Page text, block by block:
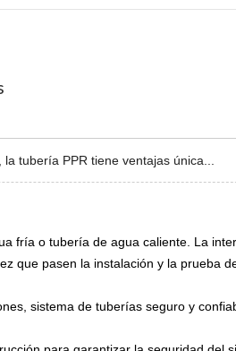
tubería PPR tiene ventajas única...
fría o tubería de agua caliente. La
que pasen la instalación y la prueba
sistema de tuberías seguro y